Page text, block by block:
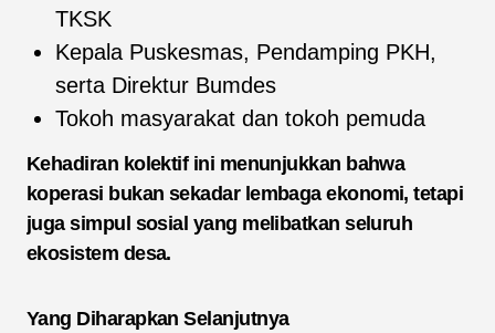
TKSK
Kepala Puskesmas, Pendamping PKH,
serta Direktur Bumdes
Tokoh masyarakat dan tokoh pemuda
Kehadiran kolektif ini menunjukkan bahwa
koperasi bukan sekadar lembaga ekonomi, tetapi
juga simpul sosial yang melibatkan seluruh
ekosistem desa.
Yang Diharapkan Selanjutnya